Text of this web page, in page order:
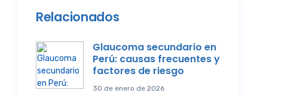
Relacionados
Glaucoma secundario en
Perú: causas frecuentes y
factores de riesgo
30 de enero de 2026